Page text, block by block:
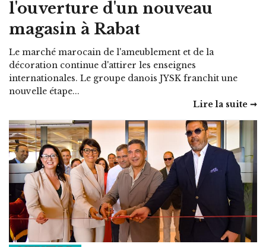
l'ouverture d'un nouveau
magasin à Rabat
Le marché marocain de l'ameublement et de la
décoration continue d'attirer les enseignes
internationales. Le groupe danois JYSK franchit une
nouvelle étape...
Lire la suite ➞